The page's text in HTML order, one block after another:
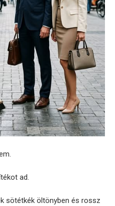
ad.
sötétkék öltönyben és rossz